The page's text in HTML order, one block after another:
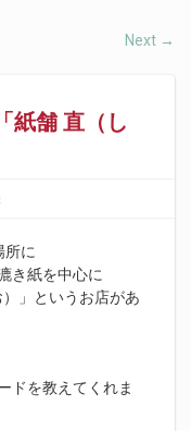
Next →
紙舗 直（し
所に
き紙を中心に
」というお店があ
ドを教えてくれま